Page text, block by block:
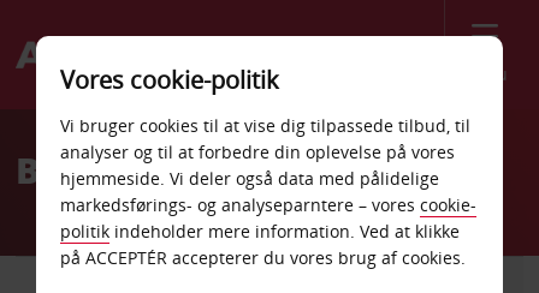
Menu
Welcome
AvisBilleje Gyor
Vores cookie-politik
Vi bruger cookies til at vise dig tilpassede tilbud, til
analyser og til at forbedre din oplevelse på vores
hjemmeside. Vi deler også data med pålidelige
markedsførings- og analyseparntere – vores cookie-
politik indeholder mere information. Ved at klikke
på ACCEPTÉR accepterer du vores brug af cookies.